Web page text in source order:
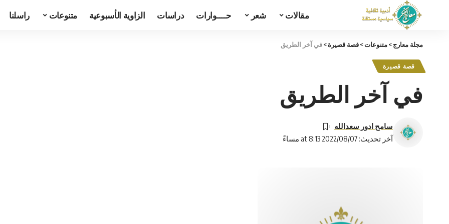
مقالات شعر حــــوارات دراسات الزاوية الأسبوعية متنوعات راسلنا
مجلة معارج>متنوعات>قصة قصيرة>في آخر الطريق
قصة قصيرة
في آخر الطريق
آخر تحديث: 2022/08/07 at 8:13 مساءً
سامح ادور سعدالله